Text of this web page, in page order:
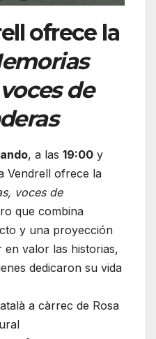
ofrece la
de
, a las 19:00 y
Vendrell ofrece la
voces de
que combina
y una proyección
valor las historias,
dedicaron su vida